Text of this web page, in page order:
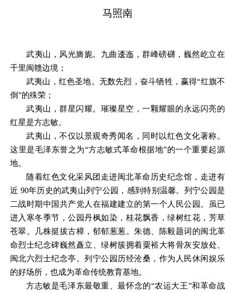
马照南
武夷山，风光旖旎。九曲逶迤，群峰磅礴，巍然屹立在
千里闽赣边境；
武夷山，红色圣地。无数先烈，奋斗牺牲，赢得“红旗不
倒”的殊荣；
武夷山，群星闪耀。璀璨星空，一颗耀眼的永远闪亮的
红星是方志敏。
武夷山，不仅以景观奇秀闻名，同时以红色文化著称。
这里是毛泽东誉之为“方志敏式革命根据地”的一个重要起源
地。
随着红色文化采风团走进闽北革命历史纪念馆，走进有
近 90年历史的武夷山列宁公园，感到特别温馨。列宁公园是
二战时期中国共产党人在福建建立的第一个人民公园。虽已
进入寒冬季节，公园丹枫如染，桂花飘香，绿树红花，芳草
苍翠。几株挺拔古樟，郁郁葱葱。朱德、陈毅题词的闽北革
命烈士纪念碑巍然矗立、绿树簇拥着粟裕大将骨灰安放处、
闽北六烈士纪念亭。列宁公园历经沧桑，作为人民休闲娱乐
的好场所，也成为革命传统教育基地。
方志敏是毛泽东最敬重、最怀念的“农运大王”和革命战